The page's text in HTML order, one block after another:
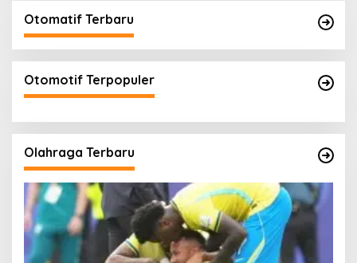
Otomatif Terbaru
Otomotif Terpopuler
Olahraga Terbaru